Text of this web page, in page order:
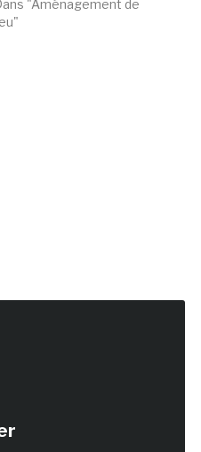
"Aménagement de